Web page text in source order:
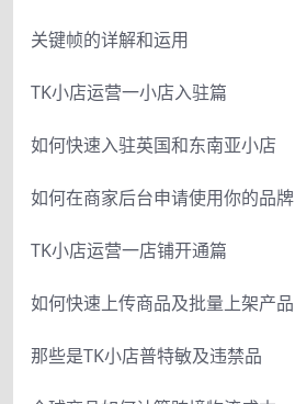
关键帧的详解和运用
TK小店运营一小店入驻篇
如何快速入驻英国和东南亚小店
如何在商家后台申请使用你的品牌
TK小店运营一店铺开通篇
如何快速上传商品及批量上架产品
那些是TK小店普特敏及违禁品